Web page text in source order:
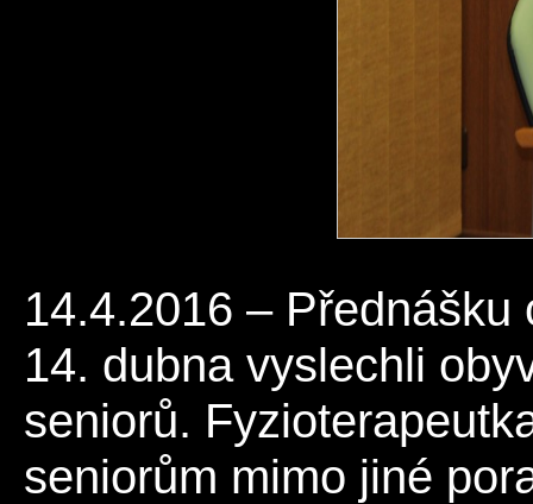
14.4.2016 –
14. dubna vyslechli
seniorů.
seniorům mimo jiné